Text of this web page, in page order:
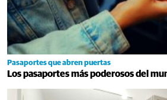
Pasaportes que abren puertas
Los pasaportes más poderosos del